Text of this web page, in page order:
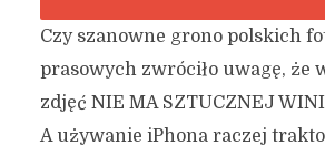
Czy szanowne grono polskich
prasowych zwróciło uwagę, że
zdjęć NIE MA SZTUCZNEJ
A używanie iPhona raczej